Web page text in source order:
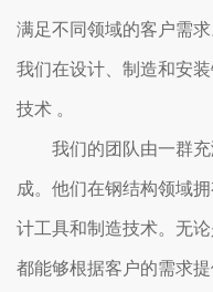
满足不同领域的客户需
我们在设计、制造和安
技术 。
我们的团队由一群
成。他们在钢结构领域
计工具和制造技术。无
都能够根据客户的需求提